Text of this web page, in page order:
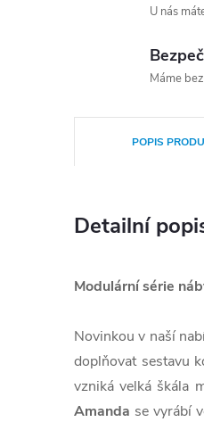
U nás
Máme
POPIS
Detailní
Modulární série
Novinkou v naší
doplňovat sestavu
vzniká velká škála
Amanda se vyrábí